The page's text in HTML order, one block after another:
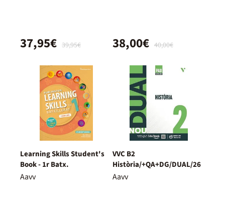
39,95€
37,95€ 40,00€
38,00€
Learning Skills Student's
Book - 1r Batx.
Aavv
VVC B2
Història/+QA+DG/DUAL/26
Aavv